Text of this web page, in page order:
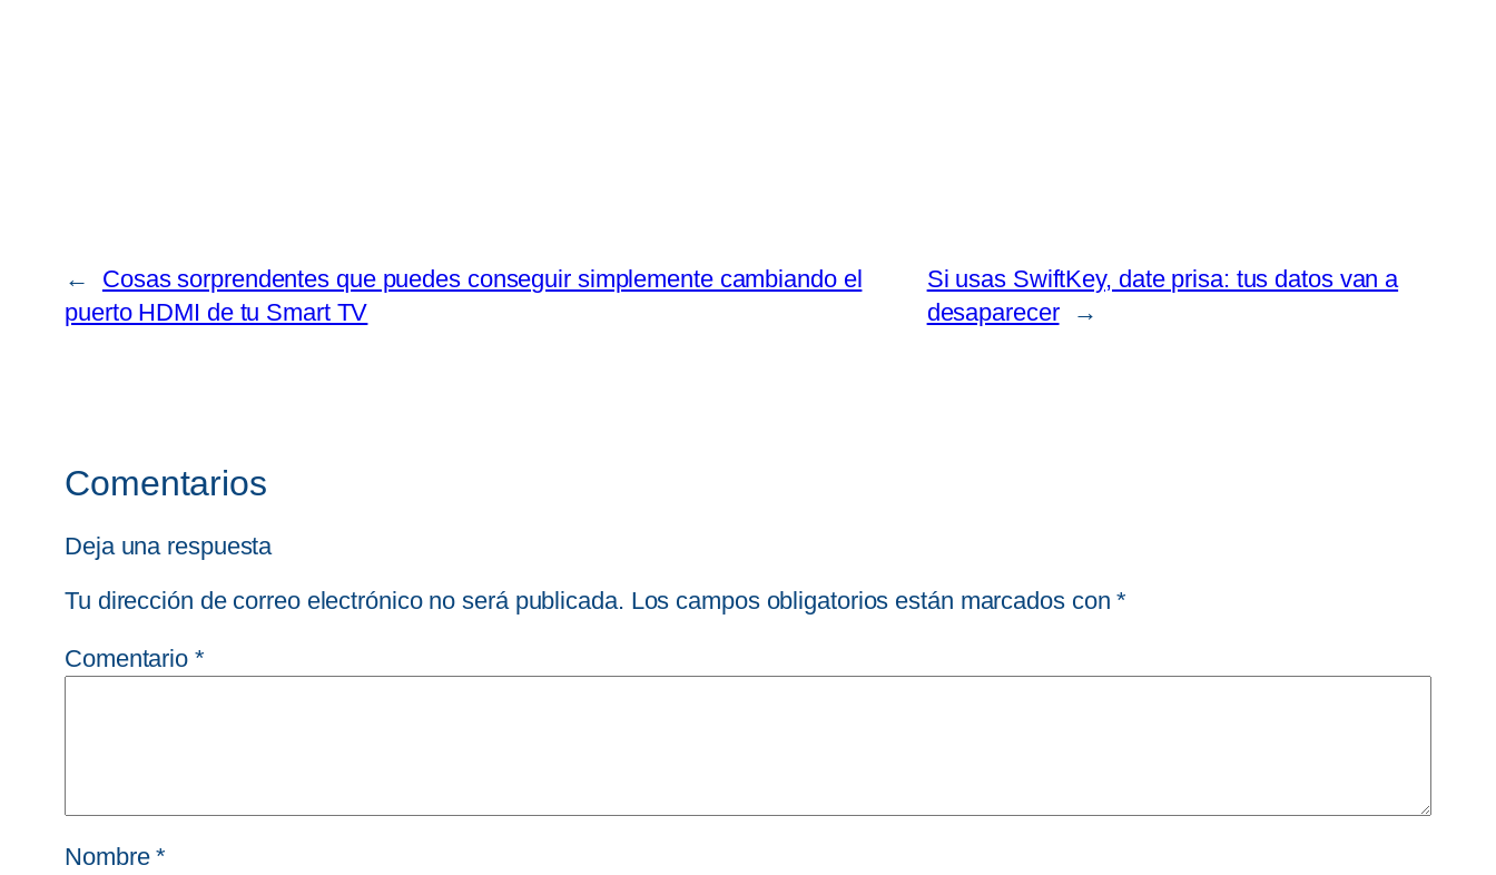
←
Cosas sorprendentes que puedes conseguir simplemente cambiando el
puerto HDMI de tu Smart TV
Si usas SwiftKey, date prisa: tus datos van a
desaparecer
→
Comentarios
Deja una respuesta
Tu dirección de correo electrónico no será publicada. Los campos obligatorios están marcados con*
Comentario *
Nombre*